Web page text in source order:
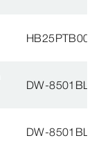
DW-
DW-